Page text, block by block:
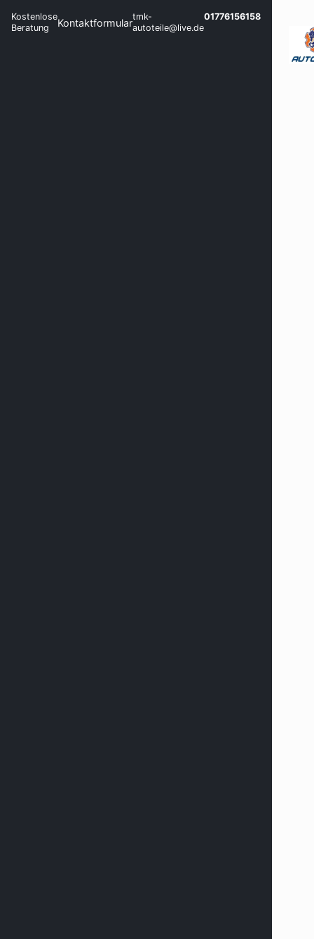
Kostenlose
Beratung
Kontaktformulartmk-
autoteile@live.de
01776156158